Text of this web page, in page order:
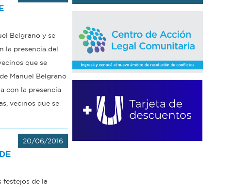
Belgrano y se
la presencia del
que se
Manuel Belgrano
con la presencia
vecinos que se
20/06/2016
festejos de la